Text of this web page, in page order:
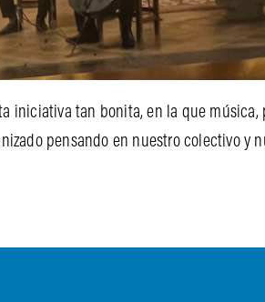
iniciativa tan bonita, en la que
pensando en nuestro colectivo y